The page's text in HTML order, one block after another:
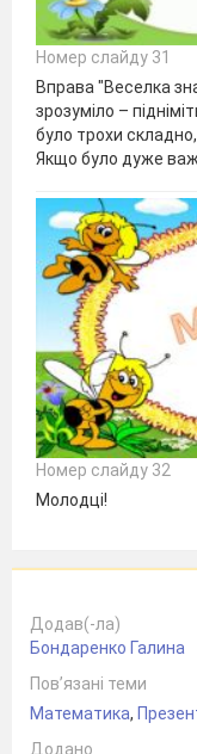
Номер слайду 31
Вправа "Веселка
зрозуміло –
було трохи
Якщо було дуже
Номер слайду 32
Молодці!
Додав(-ла)
Бондаренко Галина
Пов’язані теми
Математика,
Додано